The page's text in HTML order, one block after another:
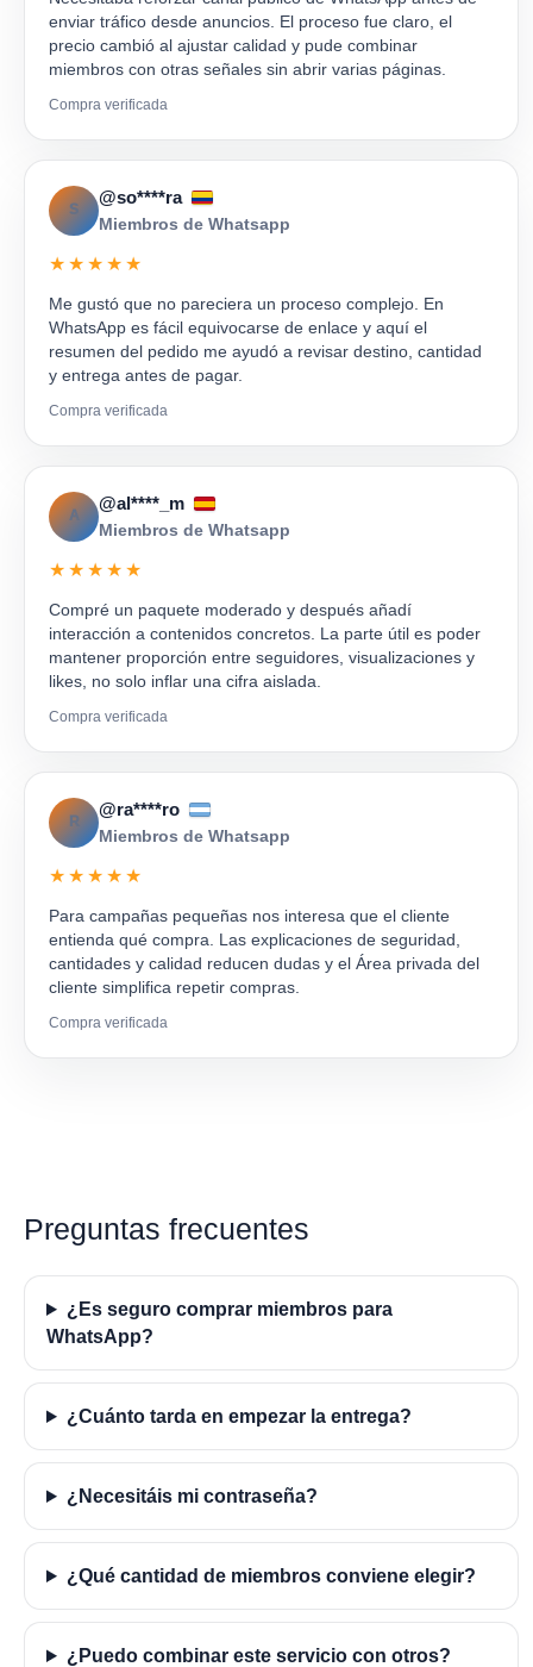
enviar tráfico desde anuncios. El proceso fue claro, el
precio cambió al ajustar calidad y pude combinar
miembros con otras señales sin abrir varias páginas.
Compra verificada
S
@so****ra
Miembros de Whatsapp
★★★★★
Me gustó que no pareciera un proceso complejo. En
WhatsApp es fácil equivocarse de enlace y aquí el
resumen del pedido me ayudó a revisar destino, cantidad
y entrega antes de pagar.
Compra verificada
A
@al****_m
Miembros de Whatsapp
★★★★★
Compré un paquete moderado y después añadí
interacción a contenidos concretos. La parte útil es poder
mantener proporción entre seguidores, visualizaciones y
likes, no solo inflar una cifra aislada.
Compra verificada
R
@ra****ro
Miembros de Whatsapp
★★★★★
Para campañas pequeñas nos interesa que el cliente
entienda qué compra. Las explicaciones de seguridad,
cantidades y calidad reducen dudas y el Área privada del
cliente simplifica repetir compras.
Compra verificada
Preguntas frecuentes
¿Es seguro comprar miembros para
WhatsApp?
¿Cuánto tarda en empezar la entrega?
¿Necesitáis mi contraseña?
¿Qué cantidad de miembros conviene elegir?
¿Puedo combinar este servicio con otros?